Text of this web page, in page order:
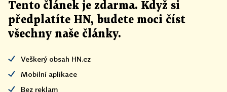
Tento článek je zdarma. Když si
předplatíte HN, budete moci číst
všechny naše články.
Veškerý obsah HN.cz
Mobilní aplikace
Bez reklam